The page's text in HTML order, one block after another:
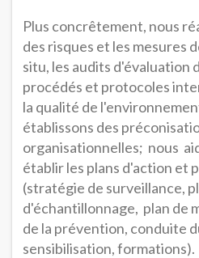
Plus concrêtement, nous
des risques et les mesures
situ, les audits d'évaluation
procédés et protocoles
la qualité de
établissons des
organisationnelles; nous
établir les plans d'action et
(stratégie de surveillance,
d'échantillonnage, plan de
de la prévention, conduite
sensibilisation, formations).